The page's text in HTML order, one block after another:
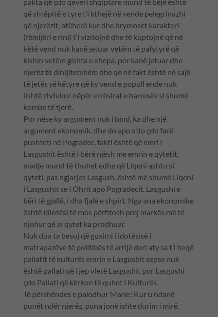
që shtëpitë e tyre t’i kthejë në vende pelegrinazhi
që njerëzit, atëherë kur dhe brymoset karakteri
(fëmijëri e rini) t’i vizitojnë dhe të kuptojnë që në
këtë vend nuk kanë jetuar vetëm të pafytyrë që
kishin vetëm gishta e xhepa, por kanë jetuar dhe
njerëz të dinijitetshëm dhe që në fakt është në sajë
të jetës së këtyre që ky vend e popull ende nuk
është zhdukur nëpër errësirat e harresës si shumë
kombe të tjerë.
Por nëse ky argument nuk i bind, ka dhe një
argument ekonomik, dhe do apo s’do çdo farë
pushteti në Pogradec, fakti është që emri i
Lasgushit është i bërë njësh me emrin e qytetit,
madje mund të thuhet edhe që Liqeni ashtu si
qyteti, pas ngjarjes Lasgush, është më shumë Liqeni
i Lasgushit se i Ohrit apo Pogradecit. Lasgushi e
bëri të gjallë, i dha fjalë e shpirt. Nga ana ekonomike
është idiotësi të mos përfitosh prej markës më të
njohur që ai qytet ka prodhuar.
Nuk dua ta besoj që guximi i idotësisë i
matrapazëve të politikës të arrijë deri aty sa t’i heqë
pallatit të kulturës emrin e Lasgushit sepse nuk
është pallati që i jep vlerë Lasgushit por Lasgushi
çdo Pallati që kërkon të quhet i Kulturës.
Të përshëndes e palodhur Marie! Kur u ndanë
punët ndër njerëz, puna jonë ishte durim i mirë.